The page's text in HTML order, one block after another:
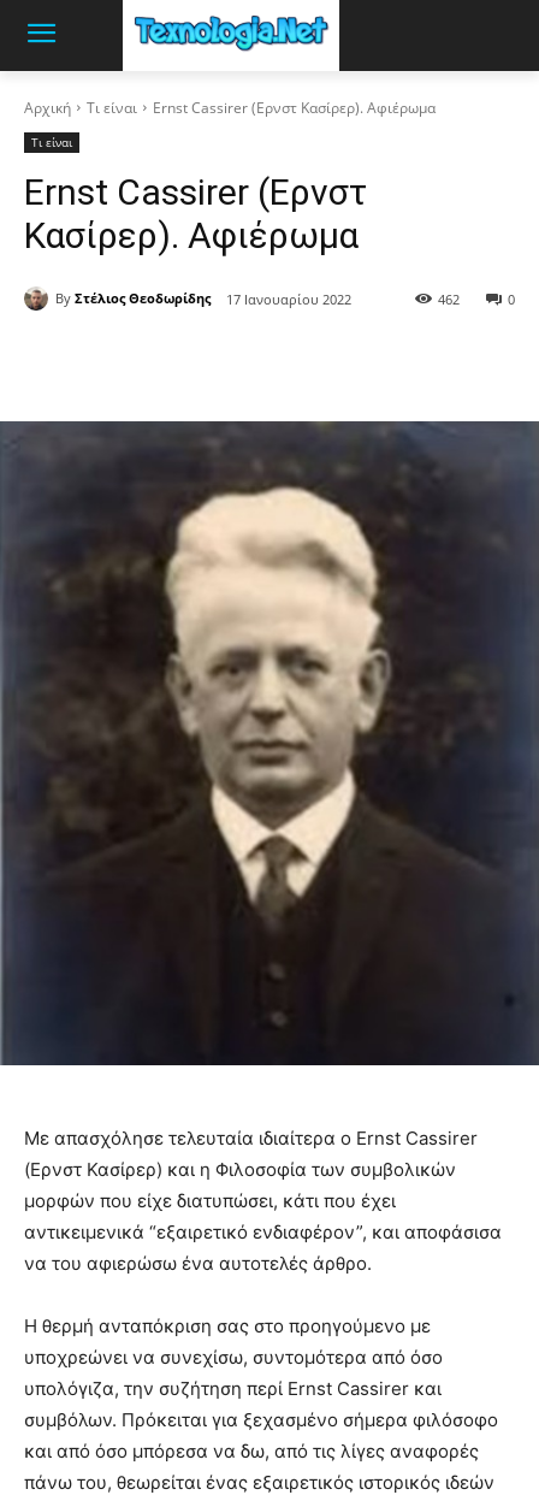
Αρχική Τι είναι Ernst Cassirer (Ερνστ Κασίρερ). Αφιέρωμα
Τι είναι
Ernst Cassirer (Ερνστ
Κασίρερ). Αφιέρωμα
By Στέλιος Θεοδωρίδης 17 Ιανουαρίου 2022 0
462
Με απασχόλησε τελευταία ιδιαίτερα ο Ernst Cassirer
(Ερνστ Κασίρερ) και η Φιλοσοφία των συμβολικών
μορφών που είχε διατυπώσει, κάτι που έχει
αντικειμενικά “εξαιρετικό ενδιαφέρον”, και αποφάσισα
να του αφιερώσω ένα αυτοτελές άρθρο.
Η θερμή ανταπόκριση σας στο προηγούμενο με
υποχρεώνει να συνεχίσω, συντομότερα από όσο
υπολόγιζα, την συζήτηση περί Ernst Cassirer και
συμβόλων. Πρόκειται για ξεχασμένο σήμερα φιλόσοφο
και από όσο μπόρεσα να δω, από τις λίγες αναφορές
πάνω του, θεωρείται ένας εξαιρετικός ιστορικός ιδεών